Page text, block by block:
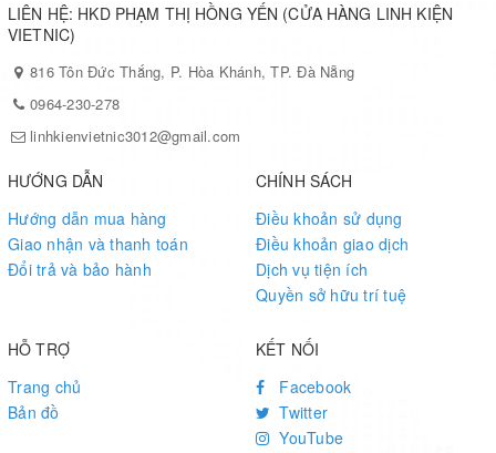
LIÊN HỆ: HKD PHẠM THỊ HỒNG YẾN (CỬA HÀNG LINH KIỆN
VIETNIC)
816 Tôn Đức Thắng, P. Hòa Khánh, TP. Đà Nẵng
0964-230-278
linhkienvietnic3012@gmail.com
HƯỚNG DẪN
Hướng dẫn mua hàng
Giao nhận và thanh toán
Đổi trả và bảo hành
CHÍNH SÁCH
Điều khoản sử dụng
Điều khoản giao dịch
Dịch vụ tiện ích
Quyền sở hữu trí tuệ
HỖ TRỢ
Trang chủ
Bản đồ
KẾT NỐI
Facebook
Twitter
YouTube